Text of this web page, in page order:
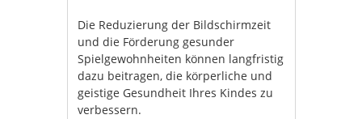
Die Reduzierung der Bildschirmzeit
und die Förderung gesunder
Spielgewohnheiten können langfristig
dazu beitragen, die körperliche und
geistige Gesundheit Ihres Kindes zu
verbessern.